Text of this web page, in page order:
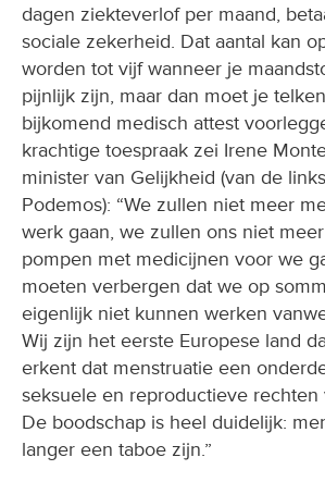
dagen ziekteverlof per maand,
sociale zekerheid. Dat aantal kan
worden tot vijf wanneer je
pijnlijk zijn, maar dan moet je
bijkomend medisch attest
krachtige toespraak zei Irene
minister van Gelijkheid (van de
Podemos): “We zullen niet meer
werk gaan, we zullen ons niet
pompen met medicijnen voor we
moeten verbergen dat we op
eigenlijk niet kunnen werken
Wij zijn het eerste Europese land
erkent dat menstruatie een
seksuele en reproductieve
De boodschap is heel duidelijk:
langer een taboe zijn.”